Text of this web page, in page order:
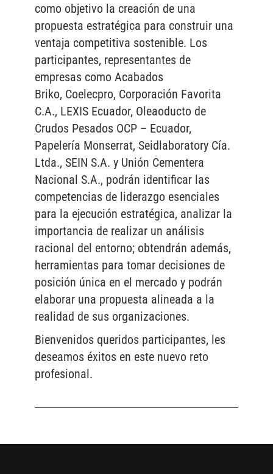
como objetivo la creación de una
propuesta estratégica para construir una
ventaja competitiva sostenible. Los
participantes, representantes de
empresas como Acabados
Briko, Coelecpro, Corporación Favorita
C.A., LEXIS Ecuador, Oleaoducto de
Crudos Pesados OCP – Ecuador,
Papelería Monserrat, Seidlaboratory Cía.
Ltda., SEIN S.A. y Unión Cementera
Nacional S.A., podrán identificar las
competencias de liderazgo esenciales
para la ejecución estratégica, analizar la
importancia de realizar un análisis
racional del entorno; obtendrán además,
herramientas para tomar decisiones de
posición única en el mercado y podrán
elaborar una propuesta alineada a la
realidad de sus organizaciones.
Bienvenidos queridos participantes, les
deseamos éxitos en este nuevo reto
profesional.